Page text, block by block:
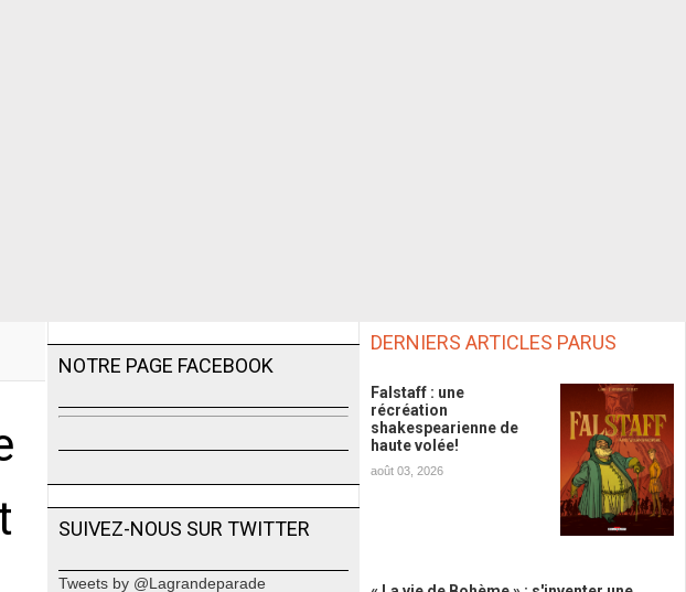
NOTRE PAGE FACEBOOK
SUIVEZ-NOUS SUR TWITTER
Tweets by @Lagrandeparade
DERNIERS ARTICLES PARUS
Falstaff : une
récréation
shakespearienne de
haute volée!
août 03, 2026